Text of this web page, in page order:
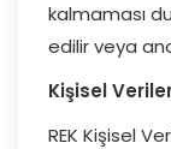
kalmaması
edilir veya
Kişisel
REK Kişisel